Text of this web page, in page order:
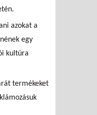
azokat a
egy
kultúra
termékeket